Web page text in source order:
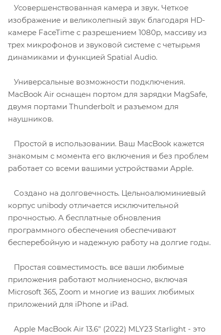
Усовершенствованная камера и звук. Четкое
изображение и великолепный звук благодаря HD-
камере FaceTime с разрешением 1080p, массиву из
трех микрофонов и звуковой системе с четырьмя
динамиками и функцией Spatial Audio.
Универсальные возможности подключения.
MacBook Air оснащен портом для зарядки MagSafe,
двумя портами Thunderbolt и разъемом для
наушников.
Простой в использовании. Ваш MacBook кажется
знакомым с момента его включения и без проблем
работает со всеми вашими устройствами Apple.
Создано на долговечность. Цельноалюминиевый
корпус unibody отличается исключительной
прочностью. А бесплатные обновления
программного обеспечения обеспечивают
бесперебойную и надежную работу на долгие годы.
Простая совместимость. все ваши любимые
приложения работают молниеносно, включая
Microsoft 365, Zoom и многие из ваших любимых
приложений для iPhone и iPad.
Apple MacBook Air 13.6" (2022) MLY23 Starlight - это